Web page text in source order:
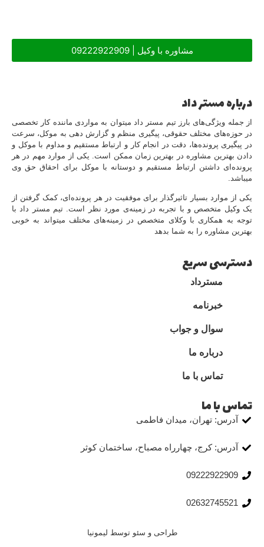
مشاوره با وکیل | 09222922909
درباره مستر داد
از جمله ویژگی‌های بارز تیم مستر داد میتوان به مواردی ماننده کار تخصصی
در حوزه‌های مختلف حقوقی، پیگیری منظم و گزارش دهی به موکل، سرعت
در پیگیری پرونده‌ها، دقت در انجام کار و ارتباط مستقیم و مداوم با موکل و
دادن بهترین مشاوره در بهترین زمان ممکن است. یکی از موارد مهم در هر
پرونده‌ای داشتن ارتباط مستقیم و دوستانه با موکل برای احقاق حق وی
میباشد.
یکی از موارد بسیار تاثیرگذار برای موفقیت در هر پرونده‌ای، کمک گرفتن از
یک وکیل متخصص و با تجربه در زمینه‌ی مورد نظر است. تیم مستر داد با
توجه به همکاری با وکلای متخصص در زمینه‌های مختلف میتواند به خوبی
بهترین مشاوره را به شما بدهد
دسترسی سریع
مسترداد
خبرنامه
سوال و جواب
درباره ما
تماس با ما
تماس با ما
آدرس: تهران، میدان فاطمی
آدرس: کرج، چهارراه مصباح، ساختمان کوثر
09222922909
02632745521
طراحی و سئو توسط لیمونیا